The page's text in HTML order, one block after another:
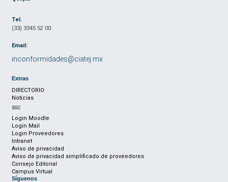
Tel.
(33) 3345 52 00
Email:
inconformidades@ciatej.mx
Extras
DIRECTORIO
Noticias
SGC
Login Moodle
Login Mail
Login Proveedores
Intranet
Aviso de privacidad
Aviso de privacidad simplificado de proveedores
Consejo Editorial
Campus Virtual
Síguenos